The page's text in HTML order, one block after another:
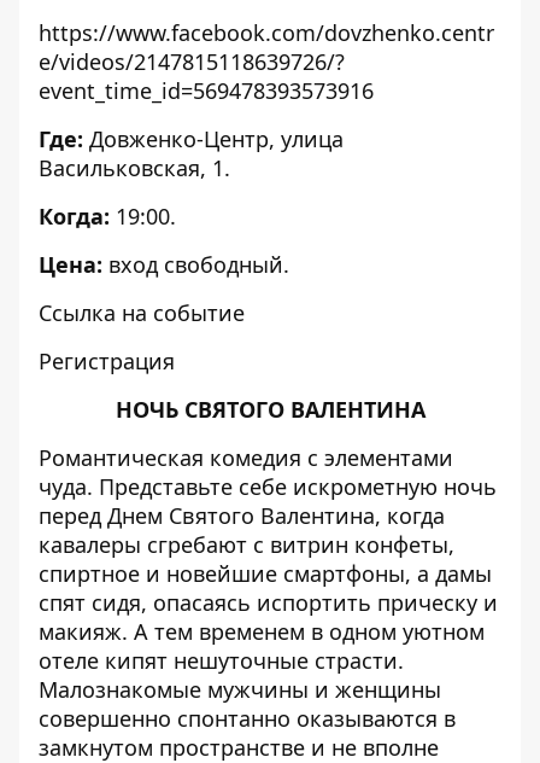
https://www.facebook.com/dovzhenko.centr
e/videos/2147815118639726/?
event_time_id=569478393573916
Где: Довженко-Центр, улица
Васильковская, 1.
Когда: 19:00.
Цена: вход свободный.
Ссылка на событие
Регистрация
НОЧЬ СВЯТОГО ВАЛЕНТИНА
Романтическая комедия с элементами
чуда. Представьте себе искрометную ночь
перед Днем Святого Валентина, когда
кавалеры сгребают с витрин конфеты,
спиртное и новейшие смартфоны, а дамы
спят сидя, опасаясь испортить прическу и
макияж. А тем временем в одном уютном
отеле кипят нешуточные страсти.
Малознакомые мужчины и женщины
совершенно спонтанно оказываются в
замкнутом пространстве и не вполне